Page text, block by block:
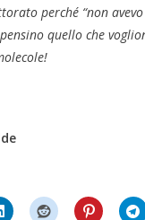
perché “non
quello che